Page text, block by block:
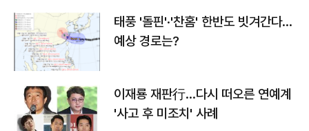
태풍 '돌핀'·'찬홈' 한반도 빗겨간다…
예상 경로는?
이재룡 재판行…다시 떠오른 연예계
'사고 후 미조치' 사례